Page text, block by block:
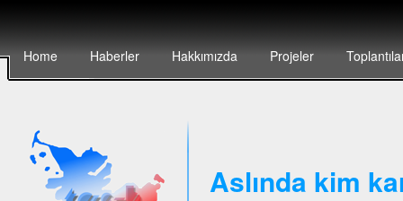
Home Haberler Hakkımızda Projeler
Aslında kim